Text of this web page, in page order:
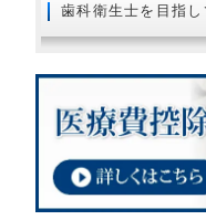
2018年07月
2018年05月
2018年04月
2018年02月
2018年01月
2017年12月
歯科衛生士を目指し